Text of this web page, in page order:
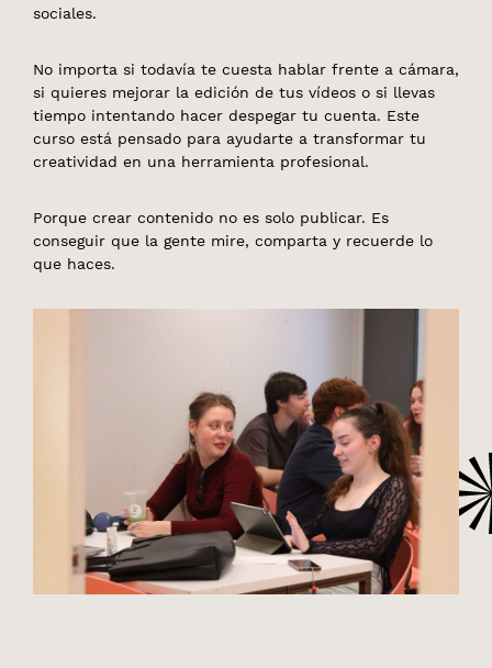
sociales.
No importa si todavía te cuesta hablar frente a cámara,
si quieres mejorar la edición de tus vídeos o si llevas
tiempo intentando hacer despegar tu cuenta. Este
curso está pensado para ayudarte a transformar tu
creatividad en una herramienta profesional.
Porque crear contenido no es solo publicar. Es
conseguir que la gente mire, comparta y recuerde lo
que haces.